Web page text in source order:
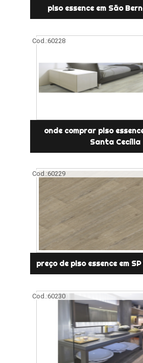
piso essence em São
Cod.:60228
onde comprar piso
Santa Cecília
Cod.:60229
preço de piso essence em
Cod.:60230